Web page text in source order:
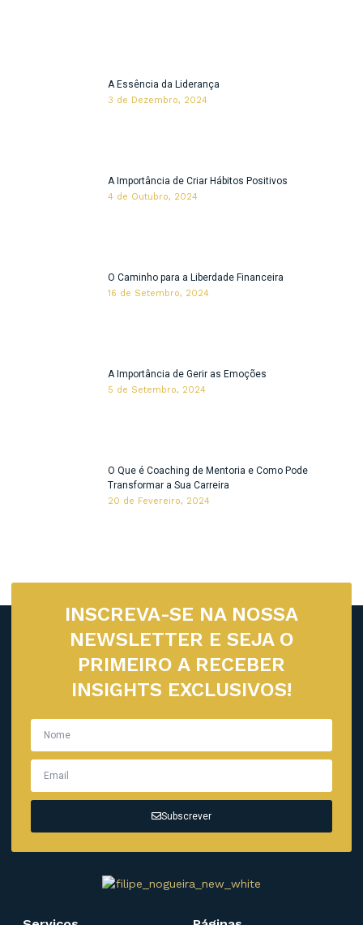
A Essência da Liderança
3 de Dezembro, 2024
A Importância de Criar Hábitos Positivos
4 de Outubro, 2024
O Caminho para a Liberdade Financeira
16 de Setembro, 2024
A Importância de Gerir as Emoções
5 de Setembro, 2024
O Que é Coaching de Mentoria e Como Pode
Transformar a Sua Carreira
20 de Fevereiro, 2024
INSCREVA-SE NA NOSSA
NEWSLETTER E SEJA O
PRIMEIRO A RECEBER
INSIGHTS EXCLUSIVOS!
Subscrever